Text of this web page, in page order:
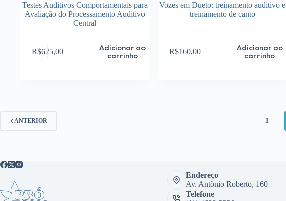
Testes Auditivos Comportamentais para
Avaliação do Processamento Auditivo
Central
R$625,00
Adicionar ao
carrinho
Vozes em Dueto: treinamento auditivo e
treinamento de canto
R$160,00
Adicionar ao
carrinho
ANTERIOR 1
Endereço
Av. Antônio Roberto, 160
Telefone